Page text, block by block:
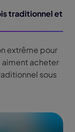
traditionnel et
extrême pour
aiment acheter
sous